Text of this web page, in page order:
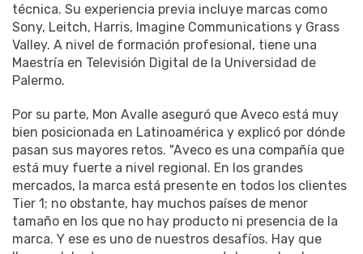
técnica. Su experiencia previa incluye marcas como
Sony, Leitch, Harris, Imagine Communications y Grass
Valley. A nivel de formación profesional, tiene una
Maestría en Televisión Digital de la Universidad de
Palermo.
Por su parte, Mon Avalle aseguró que Aveco está muy
bien posicionada en Latinoamérica y explicó por dónde
pasan sus mayores retos. "Aveco es una compañía que
está muy fuerte a nivel regional. En los grandes
mercados, la marca está presente en todos los clientes
Tier 1; no obstante, hay muchos países de menor
tamaño en los que no hay producto ni presencia de la
marca. Y ese es uno de nuestros desafíos. Hay que